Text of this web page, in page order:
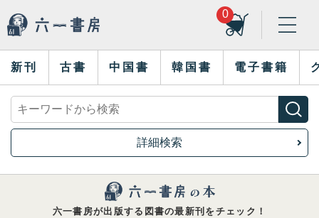
0
新刊 古書 中国書 韓国書 電子書籍
詳細検索
六一書房が出版する図書の最新刊をチェック！